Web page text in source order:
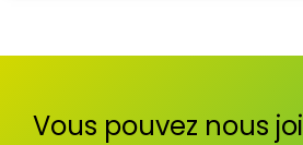
Vous pouvez nous